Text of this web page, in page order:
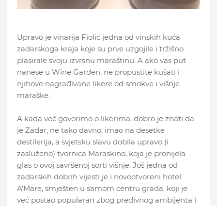
Upravo je vinarija Fiolić jedna od vinskih kuća
zadarskoga kraja koje su prve uzgojile i tržišno
plasirale svoju izvrsnu maraštinu. A ako vas put
nanese u Wine Garden, ne propustite kušati i
njihove nagrađivane likere od smokve i višnje
maraške.
A kada već govorimo o likerima, dobro je znati da
je Zadar, ne tako davno, imao na desetke
destilerija, a svjetsku slavu dobila upravo (i
zasluženo) tvornica Maraskino, koja je pronijela
glas o ovoj savršenoj sorti višnje. Još jedna od
zadarskih dobrih vijesti je i novootvoreni hotel
A'Mare, smješten u samom centru grada, koji je
već postao popularan zbog predivnog ambijenta i